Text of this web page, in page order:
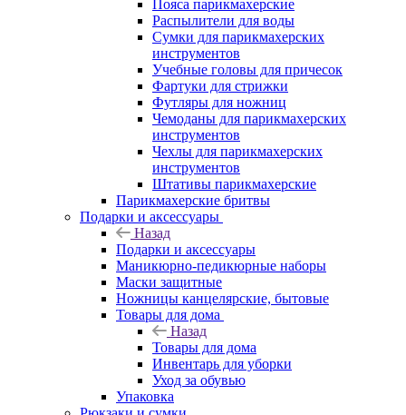
Пояса парикмахерские
Распылители для воды
Сумки для парикмахерских
инструментов
Учебные головы для причесок
Фартуки для стрижки
Футляры для ножниц
Чемоданы для парикмахерских
инструментов
Чехлы для парикмахерских
инструментов
Штативы парикмахерские
Парикмахерские бритвы
Подарки и аксессуары
Назад
Подарки и аксессуары
Маникюрно-педикюрные наборы
Маски защитные
Ножницы канцелярские, бытовые
Товары для дома
Назад
Товары для дома
Инвентарь для уборки
Уход за обувью
Упаковка